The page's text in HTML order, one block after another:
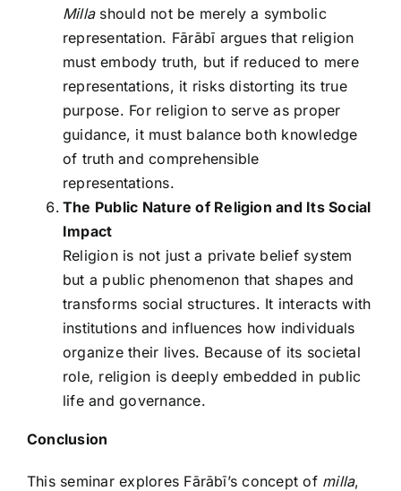
Millashould not be merely a symbolic
representation. Fārābī argues that religion
must embody truth, but if reduced to mere
representations, it risks distorting its true
purpose. For religion to serve as proper
guidance, it must balance both knowledge
of truth and comprehensible
representations.
The Public Nature of Religion and Its Social
Impact
Religion is not just a private belief system
but a public phenomenon that shapes and
transforms social structures. It interacts with
institutions and influences how individuals
organize their lives. Because of its societal
role, religion is deeply embedded in public
life and governance.
Conclusion
This seminar explores Fārābī’s concept of milla,